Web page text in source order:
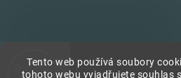
Tento web používá soubory
tohoto webu vyjadřujete souhlas